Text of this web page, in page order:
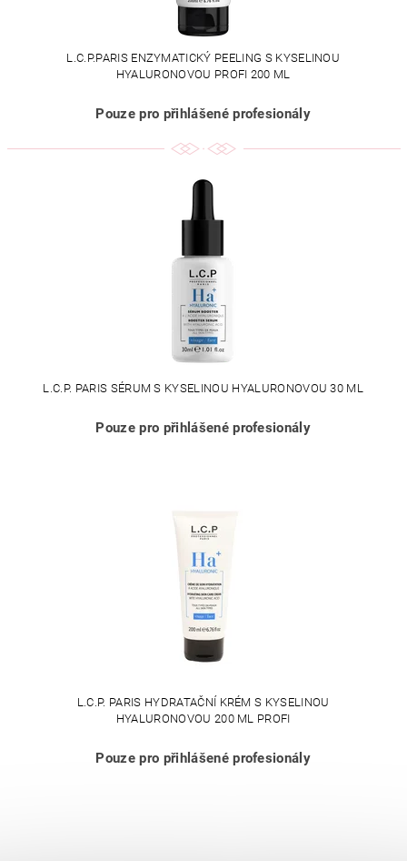
L.C.P.PARIS ENZYMATICKÝ PEELING S KYSELINOU
HYALURONOVOU PROFI 200 ML
Pouze pro přihlášené profesionály
L.C.P. PARIS SÉRUM S KYSELINOU HYALURONOVOU 30 ML
Pouze pro přihlášené profesionály
L.C.P. PARIS HYDRATAČNÍ KRÉM S KYSELINOU
HYALURONOVOU 200 ML PROFI
Pouze pro přihlášené profesionály